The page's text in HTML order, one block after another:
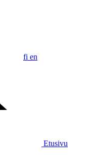
fi en
Etusivu